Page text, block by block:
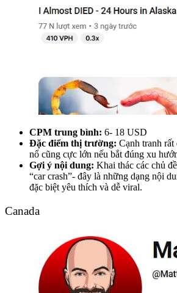
CPM trung bình: 6- 18 USD
Đặc điểm thị trường: Cạnh tranh
nổ cũng cực lớn nếu bắt đúng xu
Gợi ý nội dung: Khai thác các chủ
“car crash”- đây là những dạng nội
đặc biệt yêu thích và dễ viral.
Canada